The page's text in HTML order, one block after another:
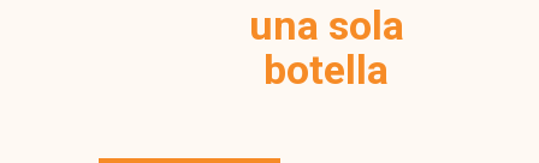
una sola
botella